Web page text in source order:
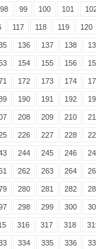
98 99 100 101
117 118 119 120
136 137 138
154 155 156
172 173 174
190 191 192
208 209 210
226 227 228
244 245 246
262 263 264
280 281 282
298 299 300
316 317 318
334 335 336